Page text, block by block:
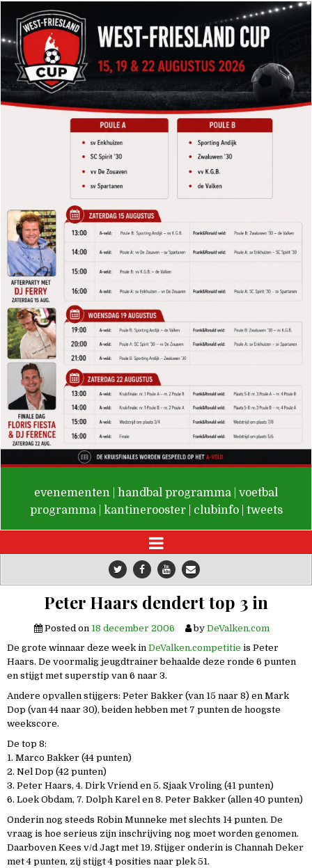
De Valken
evenementen handbal programma
voetbal
programma
kantinerooster clubinfo tweets
Peter Haars dendert top 3 in
Posted on 18 december 2006 by DeValken.com
De grote winnaar deze week in DeValken.competitie is Peter
Haars. De voormalig jeugdtrainer behaalde deze ronde 6 punten
en stijgt met superstip van 6 naar 3.
Andere opvallen stijgers: Peter Bakker (van 15 naar 8) en Mark
Dop (van 44 naar 30), beiden hebben met 7 punten de hoogste
weekscore.
De top 8:
1. Marco Bakker (44 punten)
2. Nel Dop (42 punten)
3. Peter Haars, 4. Dirk Vriend en 5. Sjaak Vroling (41 punten)
6. Loek Obdam, 7. Dolph Karel en 8. Peter Bakker (allen 40 punten)
Onderin nog steeds Robin Munneke met slechts 14 punten. De
vraag is hoe serieus zijn inschrijving nog moet worden genomen.
Daarboven Kees v/d Jagt met 19. Stijger onderin is Channah Deker
met 4 punten, zij stijgt 4 posities naar plek 51.